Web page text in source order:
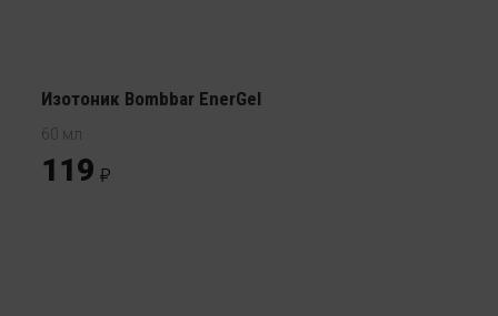
Изотоник Bombbar EnerGel
60 мл
119